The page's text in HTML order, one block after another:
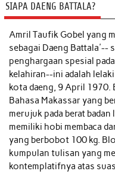
SIAPA DAENG BATTALA?
Amril Taufik Gobel yang
sebagai Daeng Battala'--
penghargaan spesial
kelahiran--ini adalah
kota daeng, 9 April 1970.
Bahasa Makassar yang
merujuk pada berat badan
memiliki hobi membaca
yang berbobot 100 kg.
kumpulan tulisan yang
kontemplatifnya atas